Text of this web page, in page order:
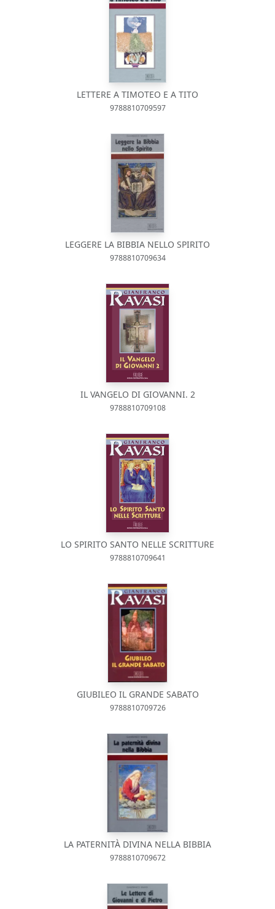
LETTERE A TIMOTEO E A TITO
9788810709597
LEGGERE LA BIBBIA NELLO SPIRITO
9788810709634
IL VANGELO DI GIOVANNI. 2
9788810709108
LO SPIRITO SANTO NELLE SCRITTURE
9788810709641
GIUBILEO IL GRANDE SABATO
9788810709726
LA PATERNITÀ DIVINA NELLA BIBBIA
9788810709672